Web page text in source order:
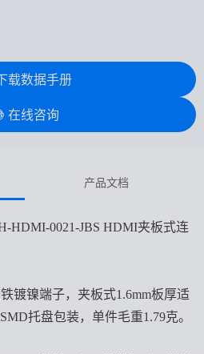
载数据手册
在线咨询
产品文档
HDMI-0021-JBS HDMI夹板式连
镀镍端子，夹板式1.6mm板厚适
托盘包装，单件毛重1.79克。